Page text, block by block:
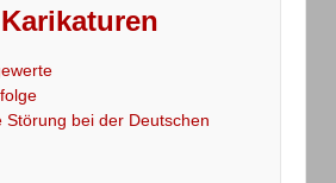
Störung bei der Deutschen